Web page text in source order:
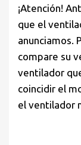
¡Atención!
que el
anunciamos.
compare su
ventilador
coincidir el
el ventilador